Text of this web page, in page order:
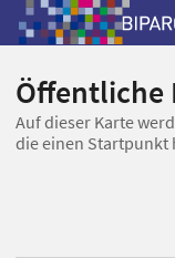
Öffentliche
Auf dieser Karte
die einen Startpunkt